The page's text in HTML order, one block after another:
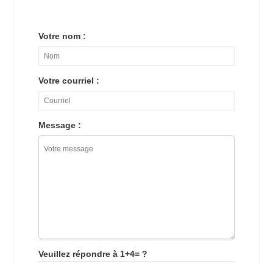
Votre nom :
Votre courriel :
Message :
Veuillez répondre à 1+4= ?